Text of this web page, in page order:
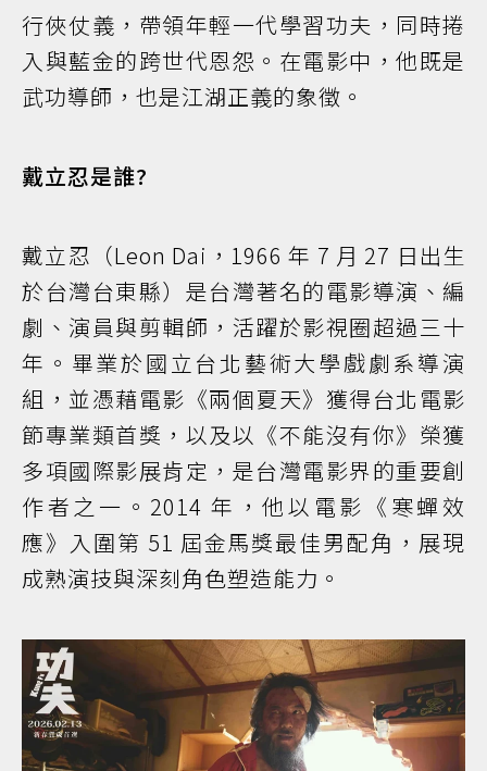
行俠仗義，帶領年輕一代學習功夫，同時捲
入與藍金的跨世代恩怨。在電影中，他既是
武功導師，也是江湖正義的象徵。
戴立忍是誰?
戴立忍（Leon Dai，1966 年 7 月 27 日出生
於台灣台東縣）是台灣著名的電影導演、編
劇、演員與剪輯師，活躍於影視圈超過三十
年。畢業於國立台北藝術大學戲劇系導演
組，並憑藉電影《兩個夏天》獲得台北電影
節專業類首獎，以及以《不能沒有你》榮獲
多項國際影展肯定，是台灣電影界的重要創
作者之一。2014 年，他以電影《寒蟬效
應》入圍第 51 屆金馬獎最佳男配角，展現
成熟演技與深刻角色塑造能力。